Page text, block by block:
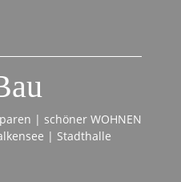
| schöner WOHNEN
| Stadthalle